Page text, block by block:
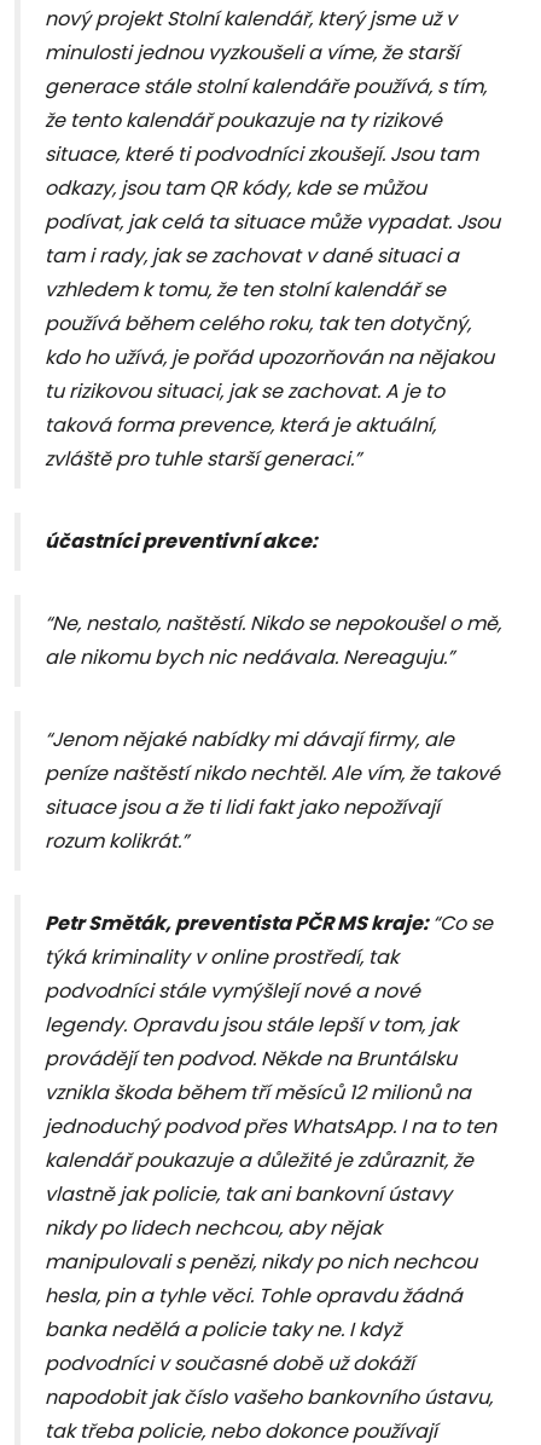
nový projekt Stolní kalendář, který jsme už v
minulosti jednou vyzkoušeli a víme, že starší
generace stále stolní kalendáře používá, s tím,
že tento kalendář poukazuje na ty rizikové
situace, které ti podvodníci zkoušejí. Jsou tam
odkazy, jsou tam QR kódy, kde se můžou
podívat, jak celá ta situace může vypadat. Jsou
tam i rady, jak se zachovat v dané situaci a
vzhledem k tomu, že ten stolní kalendář se
používá během celého roku, tak ten dotyčný,
kdo ho užívá, je pořád upozorňován na nějakou
tu rizikovou situaci, jak se zachovat. A je to
taková forma prevence, která je aktuální,
zvláště pro tuhle starší generaci.”
účastníci preventivní akce:
“Ne, nestalo, naštěstí. Nikdo se nepokoušel o mě,
ale nikomu bych nic nedávala. Nereaguju.”
“Jenom nějaké nabídky mi dávají firmy, ale
peníze naštěstí nikdo nechtěl. Ale vím, že takové
situace jsou a že ti lidi fakt jako nepožívají
rozum kolikrát.”
Petr Směták, preventista PČR MS kraje:“Co se
týká kriminality v online prostředí, tak
podvodníci stále vymýšlejí nové a nové
legendy. Opravdu jsou stále lepší v tom, jak
provádějí ten podvod. Někde na Bruntálsku
vznikla škoda během tří měsíců 12 milionů na
jednoduchý podvod přes WhatsApp. I na to ten
kalendář poukazuje a důležité je zdůraznit, že
vlastně jak policie, tak ani bankovní ústavy
nikdy po lidech nechcou, aby nějak
manipulovali s penězi, nikdy po nich nechcou
hesla, pin a tyhle věci. Tohle opravdu žádná
banka nedělá a policie taky ne. I když
podvodníci v současné době už dokáží
napodobit jak číslo vašeho bankovního ústavu,
tak třeba policie, nebo dokonce používají